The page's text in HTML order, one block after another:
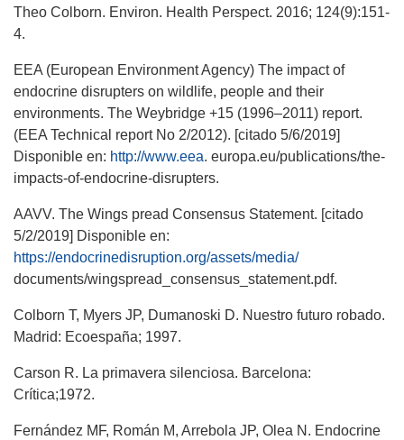
Theo Colborn. Environ. Health Perspect. 2016; 124(9):151-
4.
EEA (European Environment Agency) The impact of
endocrine disrupters on wildlife, people and their
environments. The Weybridge +15 (1996–2011) report.
(EEA Technical report No 2/2012). [citado 5/6/2019]
Disponible en: http://www.eea. europa.eu/publications/the-
impacts-of-endocrine-disrupters.
AAVV. The Wings pread Consensus Statement. [citado
5/2/2019] Disponible en:
https://endocrinedisruption.org/assets/media/
documents/wingspread_consensus_statement.pdf.
Colborn T, Myers JP, Dumanoski D. Nuestro futuro robado.
Madrid: Ecoespaña; 1997.
Carson R. La primavera silenciosa. Barcelona:
Crítica;1972.
Fernández MF, Román M, Arrebola JP, Olea N. Endocrine